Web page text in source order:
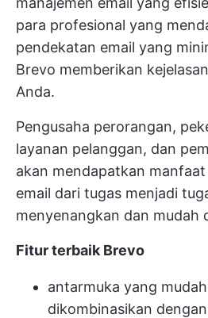
para profesional yang
pendekatan email yang
Brevo memberikan
Anda.
Pengusaha perorangan,
layanan pelanggan, dan
akan mendapatkan
email dari tugas menjadi
menyenangkan dan mudah
Fitur terbaik Brevo
antarmuka yang
dikombinasikan